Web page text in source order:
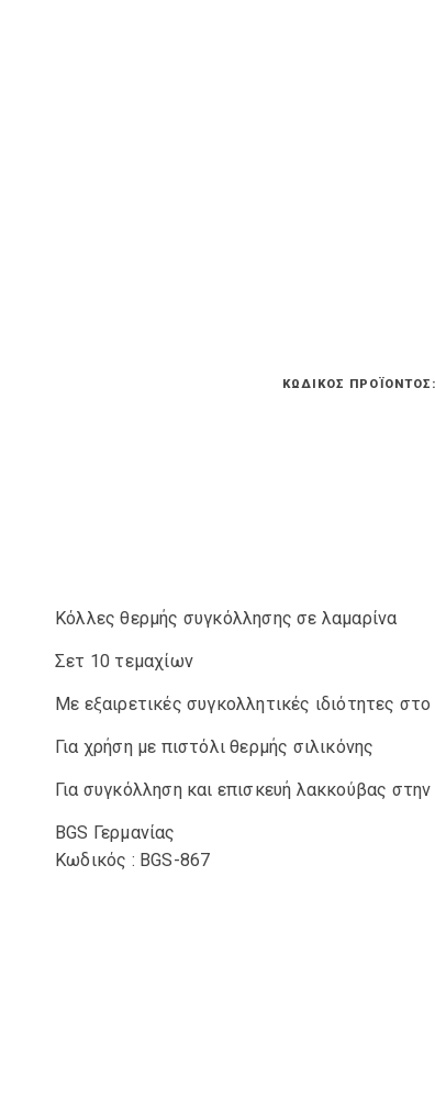
ΚΩΔΙΚΌΣ
Κόλλες θερμής συγκόλλησης σε λαμαρίνα
Σετ 10 τεμαχίων
Με εξαιρετικές συγκολλητικές ιδιότητες
Για χρήση με πιστόλι θερμής σιλικόνης
Για συγκόλληση και επισκευή λακκούβας
BGS Γερμανίας
Κωδικός : BGS-867